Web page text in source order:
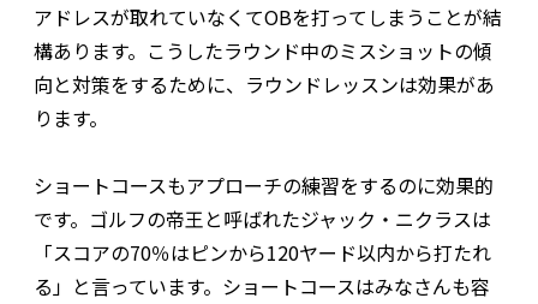
アドレスが取れていなくてOBを打ってしまうことが結
構あります。こうしたラウンド中のミスショットの傾
向と対策をするために、ラウンドレッスンは効果があ
ります。
ショートコースもアプローチの練習をするのに効果的
です。ゴルフの帝王と呼ばれたジャック・ニクラスは
「スコアの70％はピンから120ヤード以内から打たれ
る」と言っています。ショートコースはみなさんも容